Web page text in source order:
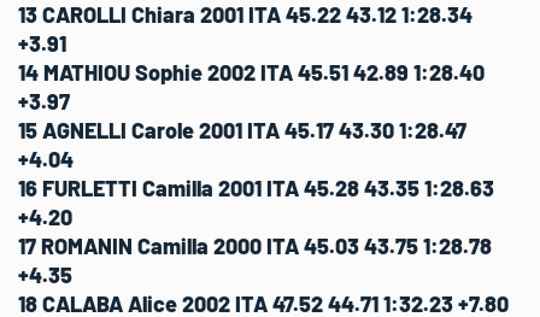
13 CAROLLI Chiara 2001 ITA 45.22 43.12 1:28.34
+3.91
14 MATHIOU Sophie 2002 ITA 45.51 42.89 1:28.40
+3.97
15 AGNELLI Carole 2001 ITA 45.17 43.30 1:28.47
+4.04
16 FURLETTI Camilla 2001 ITA 45.28 43.35 1:28.63
+4.20
17 ROMANIN Camilla 2000 ITA 45.03 43.75 1:28.78
+4.35
18 CALABA Alice 2002 ITA 47.52 44.71 1:32.23 +7.80